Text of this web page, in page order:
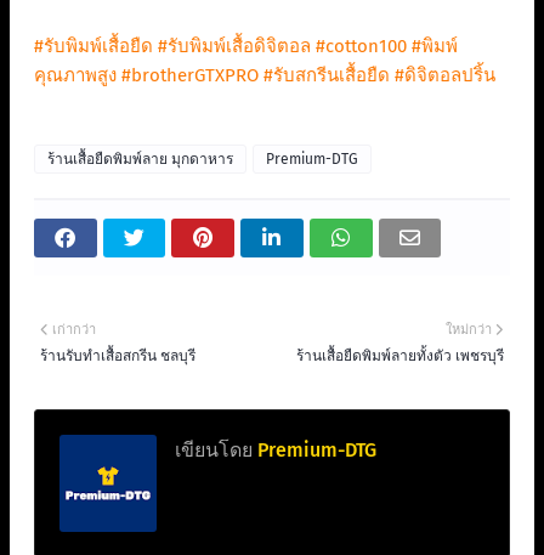
#รับพิมพ์เสื้อยืด #รับพิมพ์เสื้อดิจิตอล #cotton100 #พิมพ์
คุณภาพสูง #brotherGTXPRO #รับสกรีนเสื้อยืด #ดิจิตอลปริ้น
ร้านเสื้อยืดพิมพ์ลาย มุกดาหาร Premium-DTG
ใหม่กว่า
ร้านเสื้อยืดพิมพ์ลายทั้งตัว เพชรบุรี
เก่ากว่า
ร้านรับทำเสื้อสกรีน ชลบุรี
เขียนโดย Premium-DTG